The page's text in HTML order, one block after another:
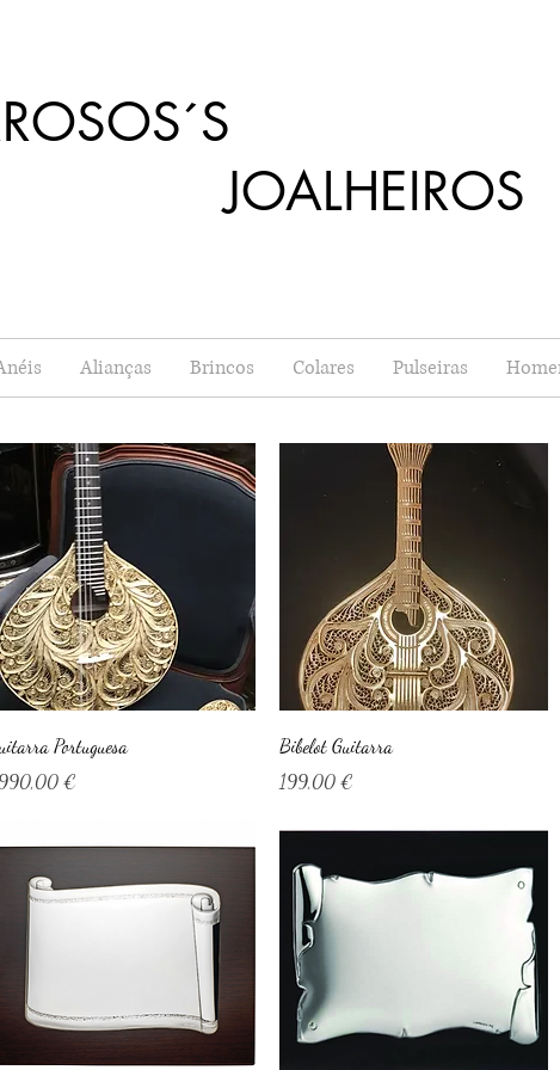
Alianças Brincos Colares Pulseiras
Visualização rápida
Portuguesa
€
Visualização rápida
Bibelot Guitarra
Preço
199,00 €